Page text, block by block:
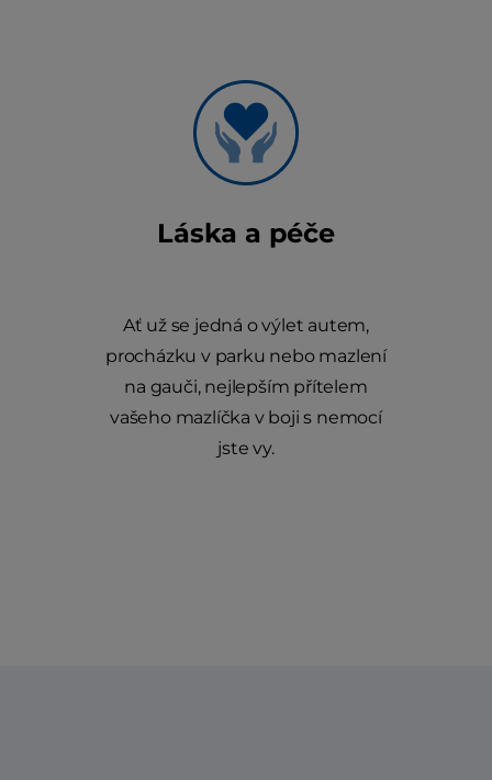
Láska a péče
Ať už se jedná o výlet autem,
procházku v parku nebo mazlení
na gauči, nejlepším přítelem
vašeho mazlíčka v boji s nemocí
jste vy.